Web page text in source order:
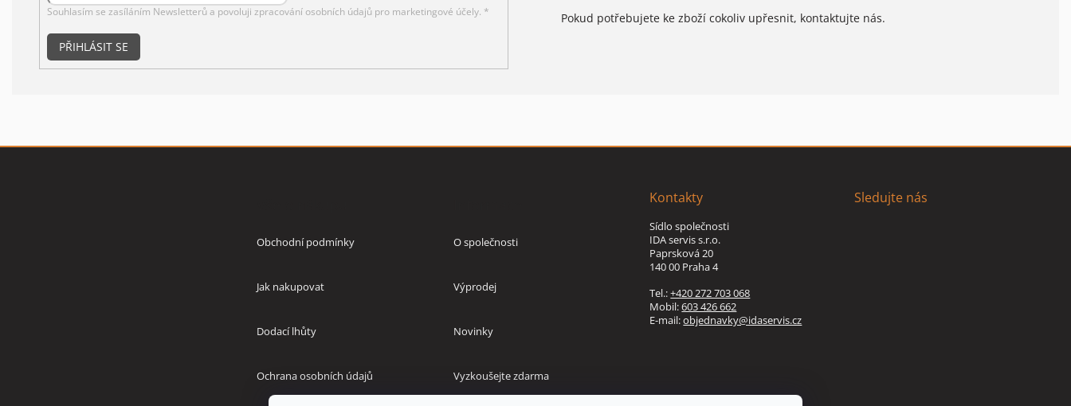
Souhlasím se zasíláním Newsletterů a povoluji zpracování osobních údajů pro marketingové účely. *
PŘIHLÁSIT SE
Pokud potřebujete ke zboží cokoliv upřesnit, kontaktujte nás.
Obchodní podmínky
Jak nakupovat
Dodací lhůty
Ochrana osobních údajů
O společnosti
Výprodej
Novinky
Vyzkoušejte zdarma
Kontakty
Sídlo společnosti
IDA servis s.r.o.
Paprsková 20
140 00 Praha 4
Tel.:+420 272 703 068
Mobil:603 426 662
E-mail:objednavky@idaservis.cz
Sledujte nás